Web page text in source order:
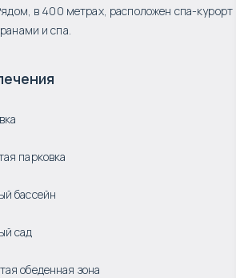
в 400 метрах, расположен спа-курорт
и спа.
парковка
бассейн
сад
обеденная зона